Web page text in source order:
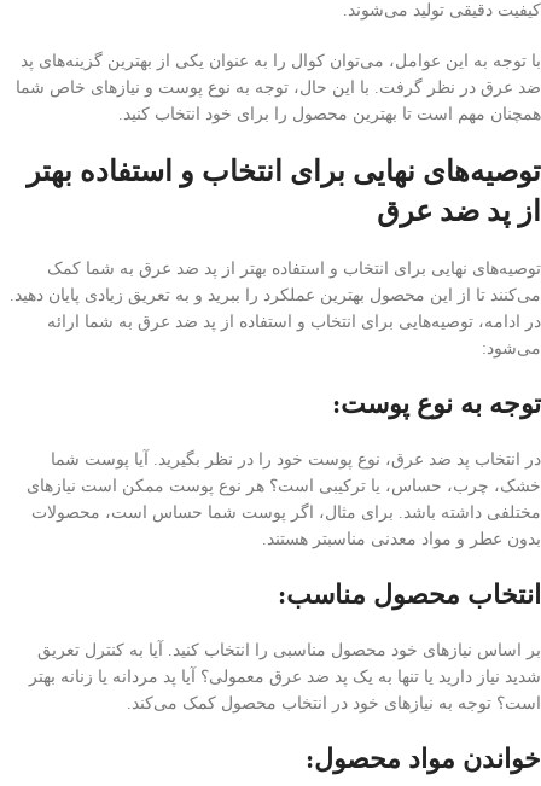
کیفیت دقیقی تولید می‌شوند.
با توجه به این عوامل، می‌توان کوال را به عنوان یکی از بهترین گزینه‌های پد
ضد عرق در نظر گرفت. با این حال، توجه به نوع پوست و نیازهای خاص شما
همچنان مهم است تا بهترین محصول را برای خود انتخاب کنید.
توصیه‌های نهایی برای انتخاب و استفاده بهتر
از پد ضد عرق
توصیه‌های نهایی برای انتخاب و استفاده بهتر از پد ضد عرق به شما کمک
می‌کنند تا از این محصول بهترین عملکرد را ببرید و به تعریق زیادی پایان دهید.
در ادامه، توصیه‌هایی برای انتخاب و استفاده از پد ضد عرق به شما ارائه
می‌شود:
توجه به نوع پوست:
در انتخاب پد ضد عرق، نوع پوست خود را در نظر بگیرید. آیا پوست شما
خشک، چرب، حساس، یا ترکیبی است؟ هر نوع پوست ممکن است نیازهای
مختلفی داشته باشد. برای مثال، اگر پوست شما حساس است، محصولات
بدون عطر و مواد معدنی مناسبتر هستند.
انتخاب محصول مناسب:
بر اساس نیازهای خود محصول مناسبی را انتخاب کنید. آیا به کنترل تعریق
شدید نیاز دارید یا تنها به یک پد ضد عرق معمولی؟ آیا پد مردانه یا زنانه بهتر
است؟ توجه به نیازهای خود در انتخاب محصول کمک می‌کند.
خواندن مواد محصول: